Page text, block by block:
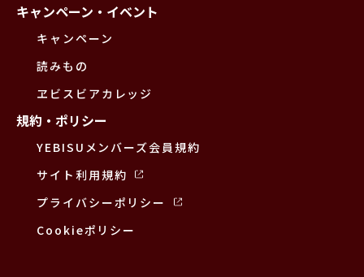
キャンペーン・イベント
キャンペーン
読みもの
ヱビスビアカレッジ
規約・ポリシー
YEBISUメンバーズ会員規約
サイト利用規約
プライバシーポリシー
Cookieポリシー